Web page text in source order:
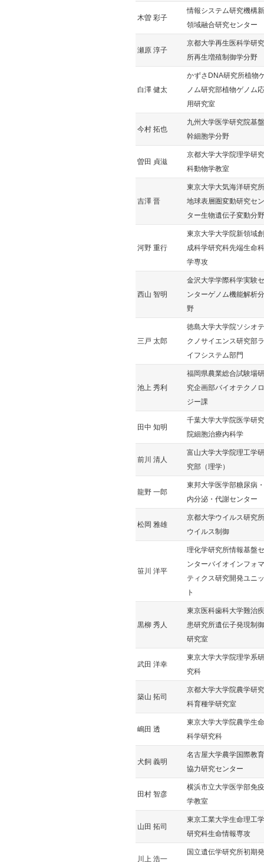
木曽 彩子
情報システム研究機構新
領域融合研究センター
瀬原 淳子
京都大学再生医科学研究
所再生増殖制御学分野
白澤 健太
かずさDNA研究所植物
ノム研究部植物ゲノム応
用研究室
今村 拓也
九州大学医学研究院基盤
幹細胞学分野
曽田 貞滋
京都大学大学院理学研究
科動物学教室
吉澤 晋
東京大学大気海洋研究所
地球表層圏変動研究セン
ター生物遺伝子変動分野
河野 重行
東京大学大学院新領域創
成科学研究科先端生命科
学専攻
西山 智明
金沢大学学際科学実験セ
ンターゲノム機能解析分
野
三戸 太郎
徳島大学大学院ソシオテ
クノサイエンス研究部ラ
イフシステム部門
池上 秀利
福岡県農業総合試験場研
究企画部バイオテクノロ
ジー課
田中 知明
千葉大学大学院医学研究
院細胞治療内科学
前川 清人
富山大学大学院理工学研
究部（理学）
龍野 一郎
東邦大学医学部糖尿病・
内分泌・代謝センター
松岡 雅雄
京都大学ウイルス研究所
ウイルス制御
笹川 洋平
理化学研究所情報基盤セ
ンターバイオインフォマ
ティクス研究開発ユニッ
ト
黒柳 秀人
東京医科歯科大学難治疾
患研究所遺伝子発現制御
研究室
武田 洋幸
東京大学大学院理学系研
究科
築山 拓司
京都大学大学院農学研究
科育種学研究室
嶋田 透
東京大学大学院農学生命
科学研究科
犬飼 義明
名古屋大学農学国際教育
協力研究センター
田村 智彦
横浜市立大学医学部免疫
学教室
山田 拓司
東京工業大学生命理工学
研究科生命情報専攻
川上 浩一
国立遺伝学研究所初期発